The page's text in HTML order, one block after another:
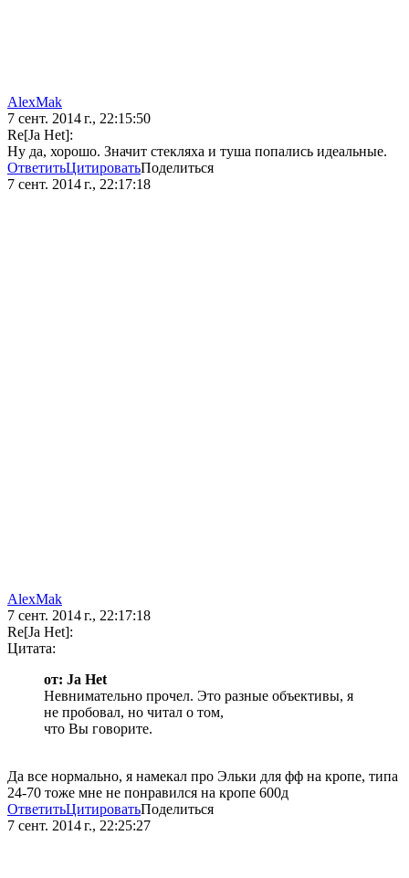
AlexMak
7 сент. 2014 г., 22:15:50
Re[Ja Het]:
Ну да, хорошо. Значит стекляха и туша попались идеальные.
ОтветитьЦитироватьПоделиться
7 сент. 2014 г., 22:17:18
AlexMak
7 сент. 2014 г., 22:17:18
Re[Ja Het]:
Цитата:
от: Ja Het
Невнимательно прочел. Это разные объективы, я
не пробовал, но читал о том,
что Вы говорите.
Да все нормально, я намекал про Эльки для фф на кропе, типа
24-70 тоже мне не понравился на кропе 600д
ОтветитьЦитироватьПоделиться
7 сент. 2014 г., 22:25:27